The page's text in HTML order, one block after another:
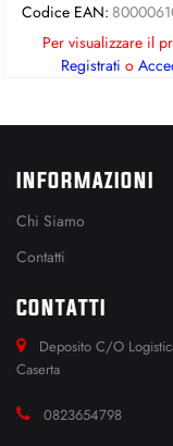
Codice EAN:
Per visualizzare il
Registrati o
INFORMAZIONI
Chi Siamo
Contatti
CONTATTI
Deposito C/O
Caserta
0823654798